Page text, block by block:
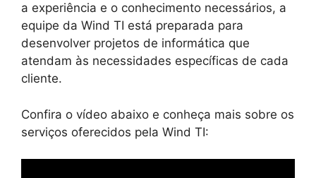
a experiência e o conhecimento necessários, a
equipe da Wind TI está preparada para
desenvolver projetos de informática que
atendam às necessidades específicas de cada
cliente.
Confira o vídeo abaixo e conheça mais sobre os
serviços oferecidos pela Wind TI: